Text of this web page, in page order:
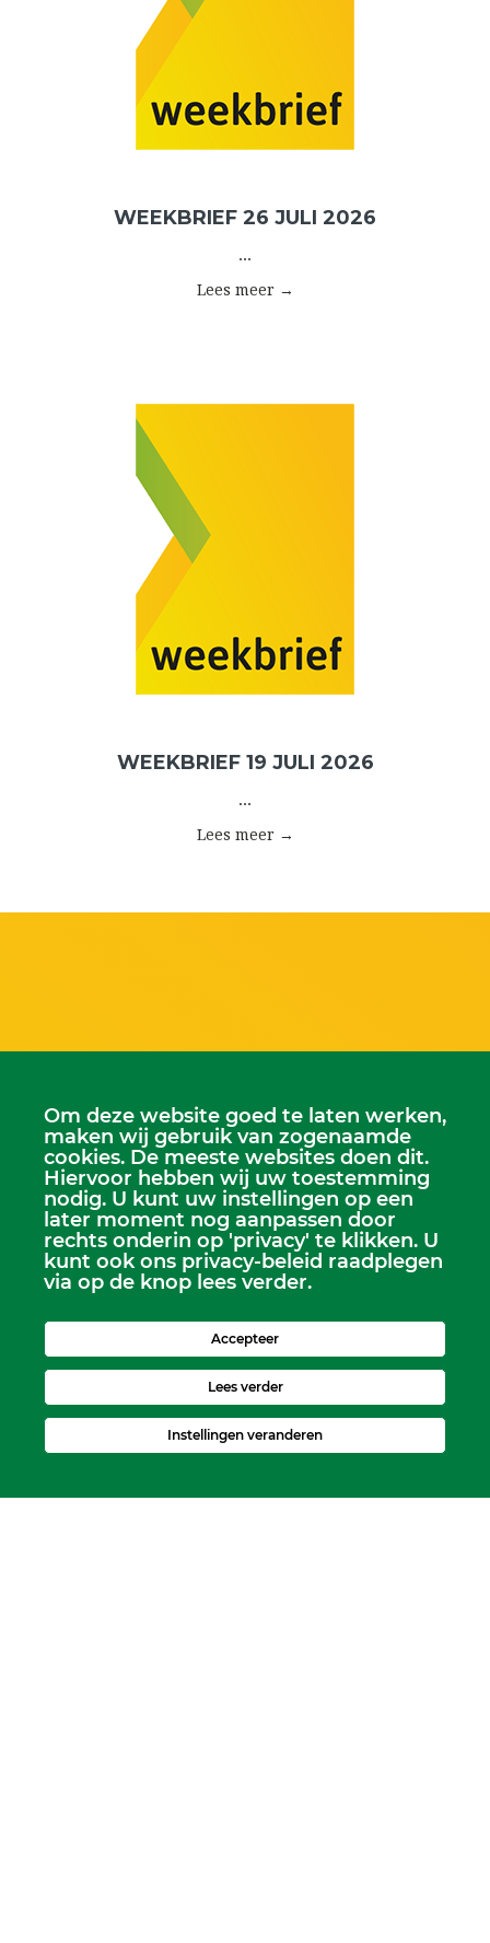
WEEKBRIEF 26 JULI 2026
...
Lees meer →
WEEKBRIEF 19 JULI 2026
...
Lees meer →
Scriba
Dhr. Leen Kruithof
scriba@kerkheerjansdam.nl
Om deze website goed te laten werken,
maken wij gebruik van zogenaamde
cookies. De meeste websites doen dit.
Hiervoor hebben wij uw toestemming
nodig. U kunt uw instellingen op een
later moment nog aanpassen door
rechts onderin op 'privacy' te klikken. U
kunt ook ons privacy-beleid raadplegen
via op de knop lees verder.
Accepteer
Lees verder
Instellingen veranderen